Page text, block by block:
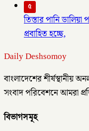
৫
তিস্তার পানি
প্রবাহিত হচ্ছে,
Daily Deshsomoy
বাংলাদেশের শীর্ষস্থানীয়
সংবাদ পরিবেশনে আমরা
বিভাগসমূহ